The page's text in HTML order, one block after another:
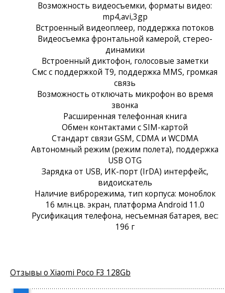
Возможность видеосъемки, форматы видео:
mp4,avi,3gp
Встроенный видеоплеер, поддержка потоков
Видеосъемка фронтальной камерой, стерео-
динамики
Встроенный диктофон, голосовые заметки
Смс с поддержкой Т9, поддержка MMS, громкая
связь
Возможность отключать микрофон во время
звонка
Расширенная телефонная книга
Обмен контактами с SIM-картой
Стандарт связи GSM, CDMA и WCDMA
Автономный режим (режим полета), поддержка
USB OTG
Зарядка от USB, ИК-порт (IrDA) интерфейс,
видоискатель
Наличие виброрежима, тип корпуса: моноблок
16 млн.цв. экран, платформа Android 11.0
Русификация телефона, несъемная батарея, вес:
196 г
Отзывы о Xiaomi Poco F3 128Gb